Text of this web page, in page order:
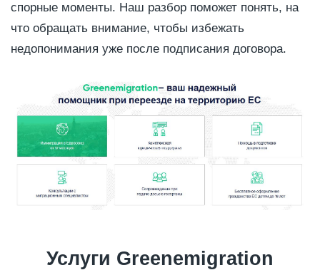
спорные моменты. Наш разбор поможет понять, на
что обращать внимание, чтобы избежать
недопонимания уже после подписания договора.
Услуги Greenemigration